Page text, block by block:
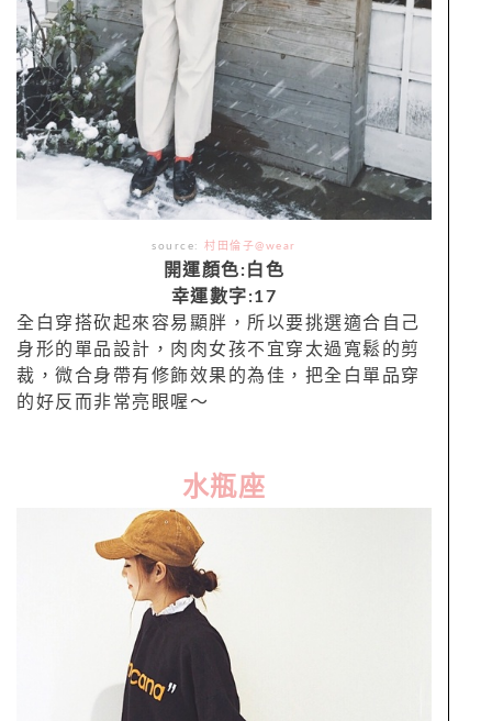
source:村田倫子@wear
開運顏色:白色
幸運數字:17
全白穿搭砍起來容易顯胖，所以要挑選適合自己
身形的單品設計，肉肉女孩不宜穿太過寬鬆的剪
裁，微合身帶有修飾效果的為佳，把全白單品穿
的好反而非常亮眼喔～
水瓶座